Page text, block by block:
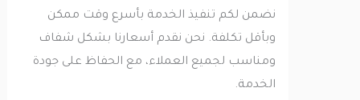
نضمن لكم تنفيذ الخدمة بأسرع وقت ممكن
وبأقل تكلفة. نحن نقدم أسعارنا بشكل شفاف
ومناسب لجميع العملاء، مع الحفاظ على جودة
الخدمة.